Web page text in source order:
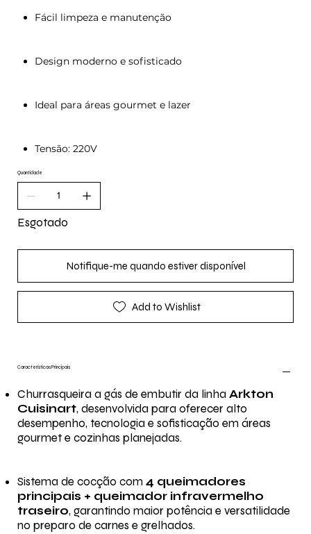
Fácil limpeza e manutenção
Design moderno e sofisticado
Ideal para áreas gourmet e lazer
Tensão: 220V
Quantidade
Esgotado
Notifique-me quando estiver disponível
Add to Wishlist
Características Principais
Churrasqueira a gás de embutir da linha Arkton
Cuisinart, desenvolvida para oferecer alto
desempenho, tecnologia e sofisticação em áreas
gourmet e cozinhas planejadas.
Sistema de cocção com 4 queimadores
principais + queimador infravermelho
traseiro, garantindo maior potência e versatilidade
no preparo de carnes e grelhados.